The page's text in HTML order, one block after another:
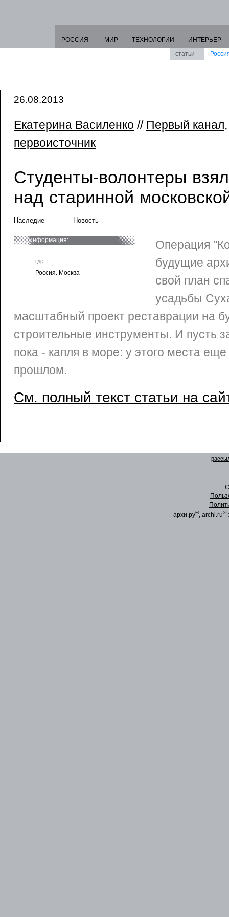
РОССИЯ МИР ТЕХНОЛОГИИ
ИНТЕРЬЕР
статьи
26.08.2013
Екатерина Василенко // Первый канал
первоисточник
Студенты-волонтеры
над старинной
Наследие Новость
информация:
где:
Россия. Москва
Операция
будущие
свой план
усадьбы
масштабный проект реставрации на
строительные инструменты. И пусть
пока - капля в море: у этого места
прошлом.
См. полный текст статьи на
архи.ру®, archi.ru®